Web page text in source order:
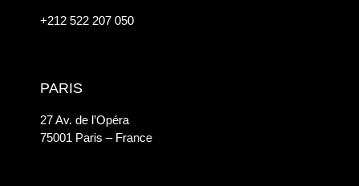
+212 522 207 050
PARIS
27 Av. de l’Opéra
75001 Paris – France